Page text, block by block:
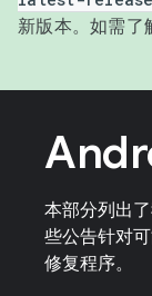
新版本。如需了
本部分列出
些公告针对
修复程序。